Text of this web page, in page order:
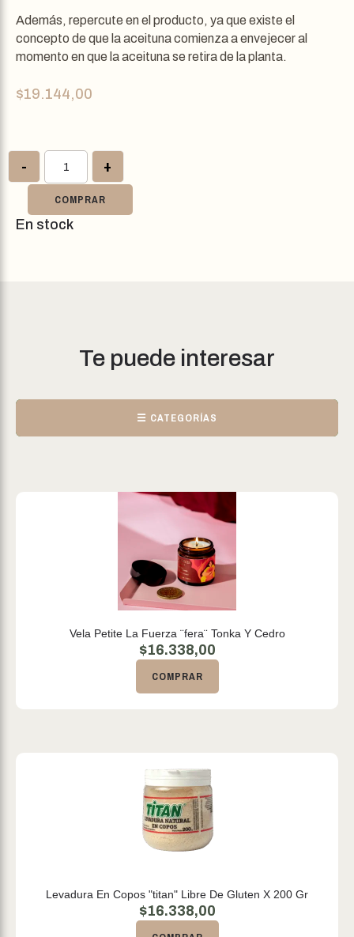
Además, repercute en el producto, ya que existe el
concepto de que la aceituna comienza a envejecer al
momento en que la aceituna se retira de la planta.
$19.144,00
- +
COMPRAR
En stock
Te puede interesar
☰ CATEGORÍAS
Vela Petite La Fuerza ¨fera¨ Tonka Y Cedro
$16.338,00
COMPRAR
Levadura En Copos "titan" Libre De Gluten X 200 Gr
$16.338,00